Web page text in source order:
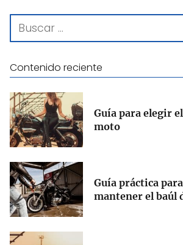
Contenido reciente
Guía para elegir
moto
Guía práctica
mantener el baúl